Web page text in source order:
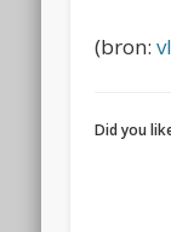
(bron:
Did you